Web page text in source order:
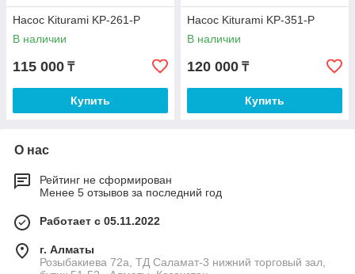
Насос Kiturami KP-261-P
В наличии
115 000 ₸
Купить
Насос Kiturami KP-351-P
В наличии
120 000 ₸
Купить
О нас
Рейтинг не сформирован
Менее 5 отзывов за последний год
Работает с 05.11.2022
г. Алматы
Розыбакиева 72а, ТД Саламат-3 нижний торговый зал,